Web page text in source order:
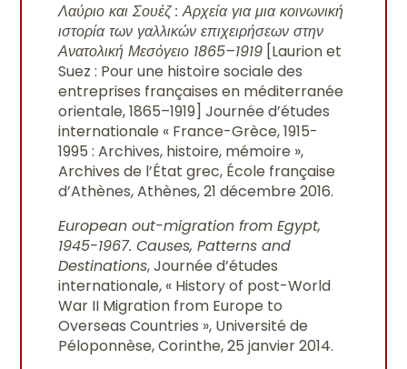
Λαύριο και Σουέζ : Αρχεία για μια κοινωνική
ιστορία των γαλλικών επιχειρήσεων στην
Ανατολική Μεσόγειο 1865–1919 [Laurion et
Suez : Pour une histoire sociale des
entreprises françaises en méditerranée
orientale, 1865–1919] Journée d’études
internationale « France-Grèce, 1915-
1995 : Archives, histoire, mémoire »,
Archives de l’État grec, École française
d’Athènes, Athènes, 21 décembre 2016.
European out-migration from Egypt,
1945-1967. Causes, Patterns and
Destinations, Journée d’études
internationale, « History of post-World
War II Migration from Europe to
Overseas Countries », Université de
Péloponnèse, Corinthe, 25 janvier 2014.